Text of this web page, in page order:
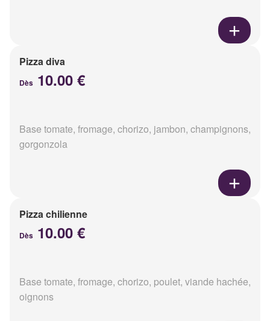
Pizza diva
Dès 10.00 €
Base tomate, fromage, chorizo, jambon, champignons,
gorgonzola
Pizza chilienne
Dès 10.00 €
Base tomate, fromage, chorizo, poulet, viande hachée,
oignons